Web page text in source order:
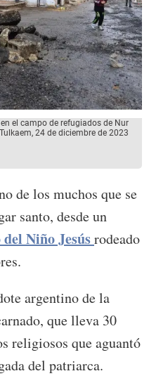
el campo de refugiados de Nur
24 de diciembre de 2023
de los muchos que se
santo, desde un
Niño Jesúsrodeado
argentino de la
que lleva 30
religiosos que aguantó
del patriarca.